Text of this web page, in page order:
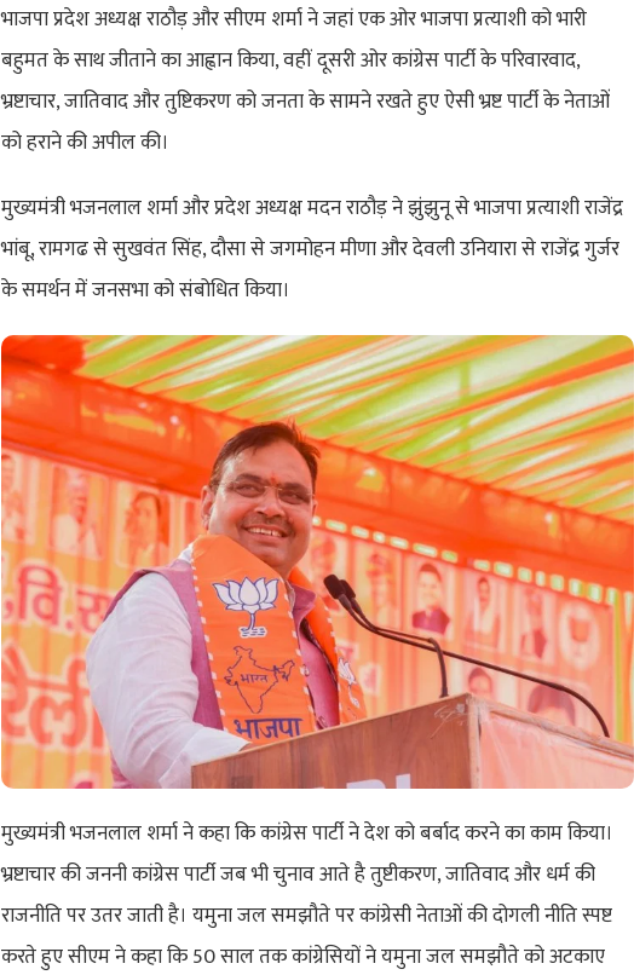
भाजपा प्रदेश अध्यक्ष राठौड़ और सीएम शर्मा ने जहां एक ओर भाजपा प्रत्याशी को भारी
बहुमत के साथ जीताने का आह्वान किया, वहीं दूसरी ओर कांग्रेस पार्टी के परिवारवाद,
भ्रष्टाचार, जातिवाद और तुष्टिकरण को जनता के सामने रखते हुए ऐसी भ्रष्ट पार्टी के नेताओं
को हराने की अपील की।
मुख्यमंत्री भजनलाल शर्मा और प्रदेश अध्यक्ष मदन राठौड़ ने झुंझुनू से भाजपा प्रत्याशी राजेंद्र
भांबू, रामगढ से सुखवंत सिंह, दौसा से जगमोहन मीणा और देवली उनियारा से राजेंद्र गुर्जर
के समर्थन में जनसभा को संबोधित किया।
मुख्यमंत्री भजनलाल शर्मा ने कहा कि कांग्रेस पार्टी ने देश को बर्बाद करने का काम किया।
भ्रष्टाचार की जननी कांग्रेस पार्टी जब भी चुनाव आते है तुष्टीकरण, जातिवाद और धर्म की
राजनीति पर उतर जाती है। यमुना जल समझौते पर कांग्रेसी नेताओं की दोगली नीति स्पष्ट
करते हुए सीएम ने कहा कि 50 साल तक कांग्रेसियों ने यमुना जल समझौते को अटकाए